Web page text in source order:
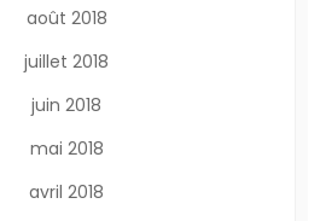
août 2018
juillet 2018
juin 2018
mai 2018
avril 2018